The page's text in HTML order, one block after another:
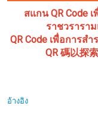
สแกน QR Code
ราชวรารา
QR Code เพื่อการส
QR 碼以探
อ้างอิง